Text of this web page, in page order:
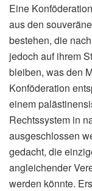
Eine
aus den
bestehen, die
jedoch auf ihrem
bleiben, was den
Konföderation
einem
Rechtssystem in
ausgeschlossen
gedacht, die
angleichender
werden könnte.